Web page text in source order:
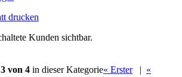
drucken
Kunden sichtbar.
3 von 4 in dieser Kategorie« Erster| «